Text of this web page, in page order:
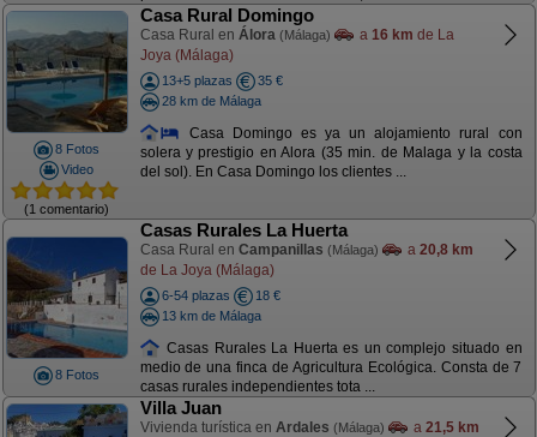
8 Fotos
Video
(1 comentario)
Casa Rural Domingo
Casa Rural en Álora (Málaga) a 16 km de La
Joya (Málaga)
13+5 plazas
35 €
28 km de Málaga
Casa Domingo es ya un alojamiento rural con
solera y prestigio en Alora (35 min. de Malaga y la costa
del sol). En Casa Domingo los clientes ...
8 Fotos
Casas Rurales La Huerta
Casa Rural en Campanillas (Málaga) a 20,8 km
de La Joya (Málaga)
6-54 plazas
18 €
13 km de Málaga
Casas Rurales La Huerta es un complejo situado en
medio de una finca de Agricultura Ecológica. Consta de 7
casas rurales independientes tota ...
Villa Juan
Vivienda turística en Ardales (Málaga) a 21,5 km